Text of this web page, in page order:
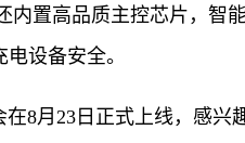
内置高品质主控芯片，智
设备安全。
8月23日正式上线，感兴